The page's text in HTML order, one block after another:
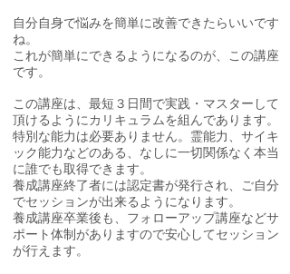
自分自身で悩みを簡単に改善できたらいいです
ね。
これが簡単にできるようになるのが、この講座
です。
この講座は、最短３日間で実践・マスターして
頂けるようにカリキュラムを組んであります。
特別な能力は必要ありません。霊能力、サイキ
ック能力などのある、なしに一切関係なく本当
に誰でも取得できます。
養成講座終了者には認定書が発行され、ご自分
でセッションが出来るようになります。
養成講座卒業後も、フォローアップ講座などサ
ポート体制がありますので安心してセッション
が行えます。